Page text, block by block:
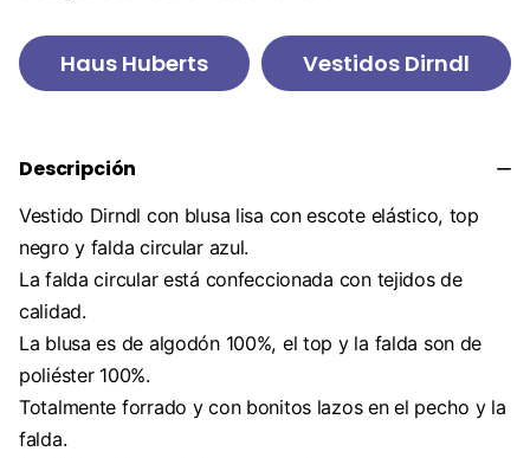
Haus Huberts Vestidos Dirndl
Descripción
Vestido Dirndl con blusa lisa con escote elástico, top
negro y falda circular azul.
La falda circular está confeccionada con tejidos de
calidad.
La blusa es de algodón 100%, el top y la falda son de
poliéster 100%.
Totalmente forrado y con bonitos lazos en el pecho y la
falda.